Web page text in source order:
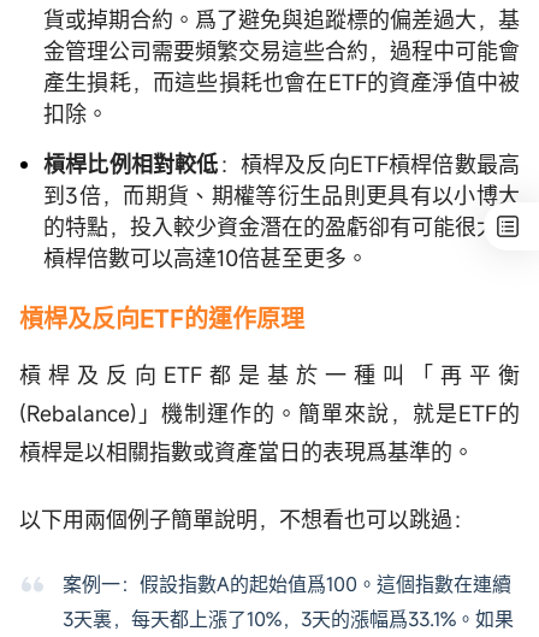
貨或掉期合約。爲了避免與追蹤標的偏差過大，基
金管理公司需要頻繁交易這些合約，過程中可能會
產生損耗，而這些損耗也會在ETF的資產淨值中被
扣除。
槓桿比例相對較低：槓桿及反向ETF槓桿倍數最高
到3倍，而期貨、期權等衍生品則更具有以小博大
的特點，投入較少資金潛在的盈虧卻有可能很大，
槓桿倍數可以高達10倍甚至更多。
槓桿及反向ETF的運作原理
槓桿及反向ETF都是基於一種叫「再平衡
(Rebalance)」機制運作的。簡單來說，就是ETF的
槓桿是以相關指數或資產當日的表現爲基準的。
以下用兩個例子簡單說明，不想看也可以跳過：
案例一：假設指數A的起始值爲100。這個指數在連續
3天裏，每天都上漲了10%，3天的漲幅爲33.1%。如果